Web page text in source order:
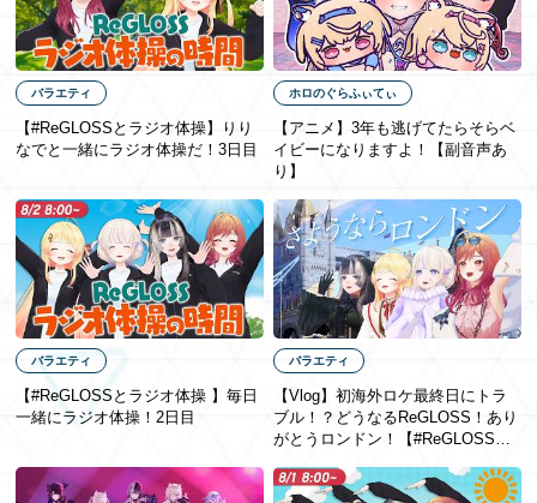
バラエティ
【#ReGLOSSとラジオ体操】りり
なでと一緒にラジオ体操だ！3日目
ホロのぐらふぃてぃ
【アニメ】3年も​逃げてたら​そらベ
イビーに​なりますよ！【副音声あ
り】
バラエティ
【#ReGLOSSとラジオ体操 】毎日
一緒にラジオ体操！2日目
バラエティ
【Vlog】初海外ロケ最終日にトラ
ブル！？どうなるReGLOSS！あり
がとうロンドン！【#ReGLOSSロ